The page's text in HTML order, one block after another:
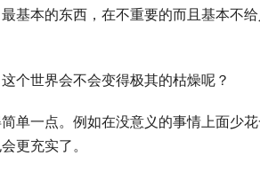
基本的东西，在不重要的而且基本不
个世界会不会变得极其的枯燥呢？
单一点。例如在没意义的事情上面少
更充实了。